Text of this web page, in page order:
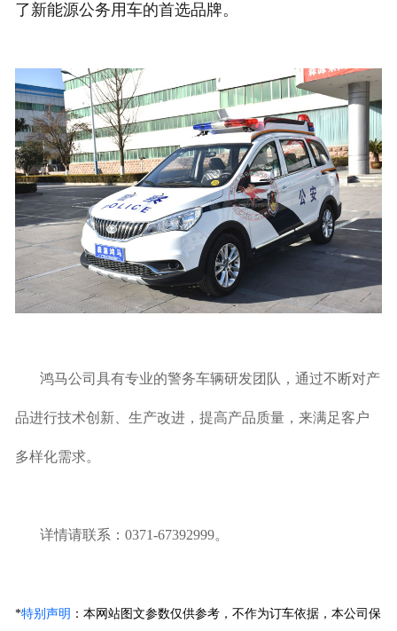
了新能源公务用车的首选品牌。
鸿马公司具有专业的警务车辆研发团队，通过不断对产
品进行技术创新、生产改进，提高产品质量，来满足客户
多样化需求。
详情请联系：0371-67392999。
*特别声明 ： 本网站图文参数仅供参考，不作为订车依据，本公司保